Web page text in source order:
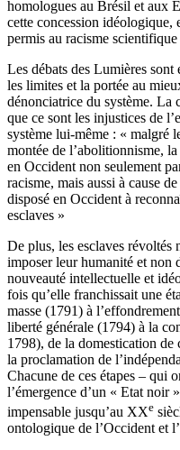
homologues au Brésil et aux
cette concession idéologique,
permis au racisme
Les débats des Lumières
les limites et la portée au
dénonciatrice du système. La
que ce sont les injustices de
système lui-même : « malgré
montée de l’abolitionnisme,
en Occident non seulement
racisme, mais aussi à cause
disposé en Occident à
esclaves »
De plus, les esclaves révoltés
imposer leur humanité et non
nouveauté intellectuelle et
fois qu’elle franchissait une
masse (1791) à
liberté générale (1794) à la
1798), de la domestication
la proclamation de
Chacune de ces étapes – qui
l’émergence d’un « Etat noir
impensable jusqu’au XXe
ontologique de l’Occident et